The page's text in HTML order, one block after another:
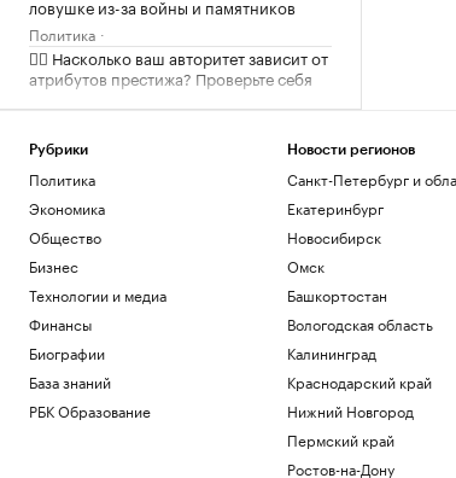
ловушке из-за войны и памятников
Политика
✍🏻 Насколько ваш авторитет зависит от
атрибутов престижа? Проверьте себя
апокалипсиса» в Аргентине для IT-
миллиардеров
Как Петербургская биржа влияет на
бизнес и экономику
РБК и Петербургская Биржа
Тренер сборной сообщил, кто заменит
Мельникову и других лидеров на ЧЕ
Спорт
✍🏻 Сколько вам стоит привычка искать
идеальное решение? Проверьте себя
Из крайности в крайности: как ведут
Рубрики
Политика
Экономика
Общество
Бизнес
Технологии и медиа
Финансы
Биографии
База знаний
РБК Образование
Новости регионов
Санкт-Петербург и
Екатеринбург
Новосибирск
Омск
Башкортостан
Вологодская область
Калининград
Краснодарский край
Нижний Новгород
Пермский край
Ростов-на-Дону